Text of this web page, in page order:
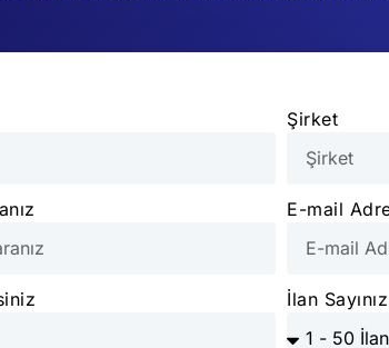
Şirket
E-mail
İlan Sayınız